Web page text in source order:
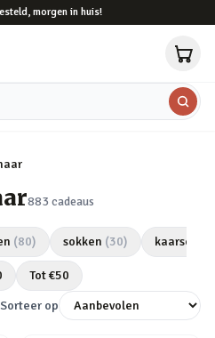
morgen in huis!
883 cadeaus
(80) sokken (30) kaarsen
Tot €50
Sorteer op